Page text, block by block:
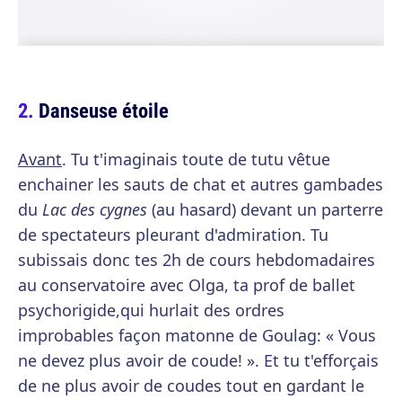
Danseuse étoile
Avant. Tu t'imaginais toute de tutu vêtue
enchainer les sauts de chat et autres gambades
du Lac des cygnes (au hasard) devant un parterre
de spectateurs pleurant d'admiration. Tu
subissais donc tes 2h de cours hebdomadaires
au conservatoire avec Olga, ta prof de ballet
psychorigide,qui hurlait des ordres
improbables façon matonne de Goulag: « Vous
ne devez plus avoir de coude! ». Et tu t'efforçais
de ne plus avoir de coudes tout en gardant le